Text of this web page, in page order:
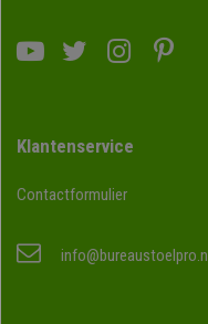
Klantenservice
Contactformulier
info@bureaustoelpro.nl